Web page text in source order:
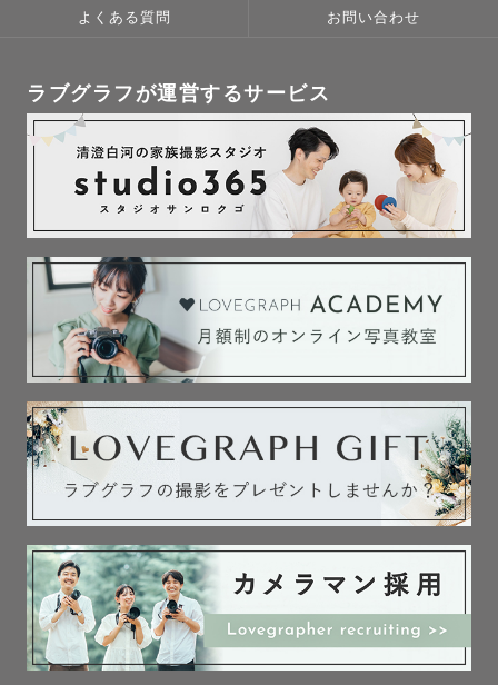
よくある質問 お問い合わせ
ラブグラフが運営するサービス